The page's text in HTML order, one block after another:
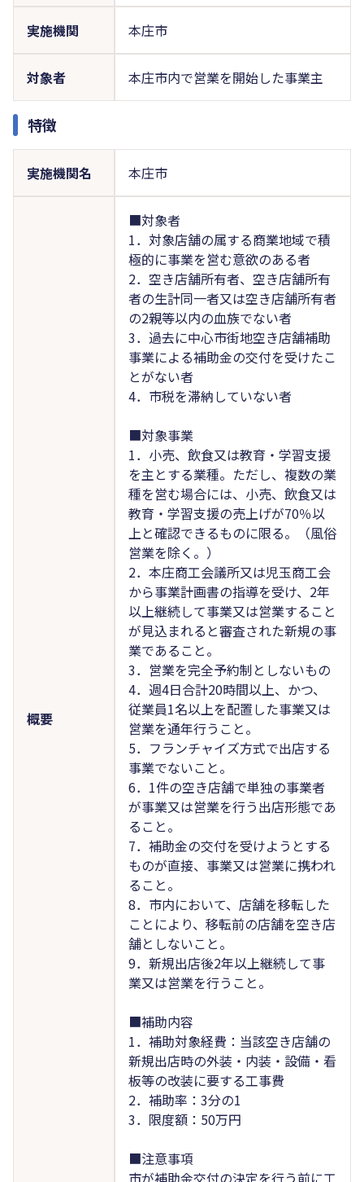
実施機関 本庄市
対象者 本庄市内で営業を開始した事業主
特徴
実施機関名 本庄市
概要
■対象者
1．対象店舗の属する商業地域で積
極的に事業を営む意欲のある者
2．空き店舗所有者、空き店舗所有
者の生計同一者又は空き店舗所有者
の2親等以内の血族でない者
3．過去に中心市街地空き店舗補助
事業による補助金の交付を受けたこ
とがない者
4．市税を滞納していない者
■対象事業
1．小売、飲食又は教育・学習支援
を主とする業種。ただし、複数の業
種を営む場合には、小売、飲食又は
教育・学習支援の売上げが70％以
上と確認できるものに限る。（風俗
営業を除く。）
2．本庄商工会議所又は児玉商工会
から事業計画書の指導を受け、2年
以上継続して事業又は営業すること
が見込まれると審査された新規の事
業であること。
3．営業を完全予約制としないもの
4．週4日合計20時間以上、かつ、
従業員1名以上を配置した事業又は
営業を通年行うこと。
5．フランチャイズ方式で出店する
事業でないこと。
6．1件の空き店舗で単独の事業者
が事業又は営業を行う出店形態であ
ること。
7．補助金の交付を受けようとする
ものが直接、事業又は営業に携われ
ること。
8．市内において、店舗を移転した
ことにより、移転前の店舗を空き店
舗としないこと。
9．新規出店後2年以上継続して事
業又は営業を行うこと。
■補助内容
1．補助対象経費：当該空き店舗の
新規出店時の外装・内装・設備・看
板等の改装に要する工事費
2．補助率：3分の1
3．限度額：50万円
■注意事項
市が補助金交付の決定を行う前に工